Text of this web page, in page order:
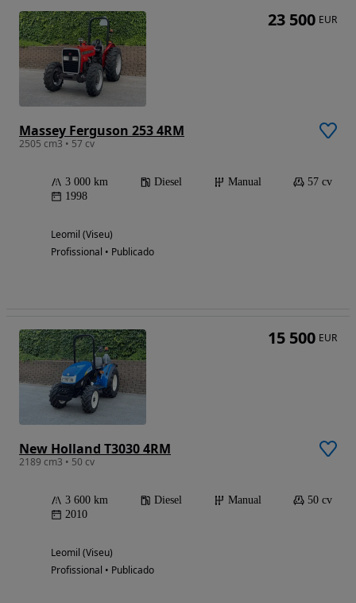
Massey Ferguson 253 4RM
2505 cm3 • 57 cv
3 000 km Diesel Manual
57 cv
1998
Leomil (Viseu)
Profissional • Publicado
23 500 EUR
New Holland T3030 4RM
2189 cm3 • 50 cv
3 600 km Diesel Manual
50 cv
2010
Leomil (Viseu)
Profissional • Publicado
15 500 EUR